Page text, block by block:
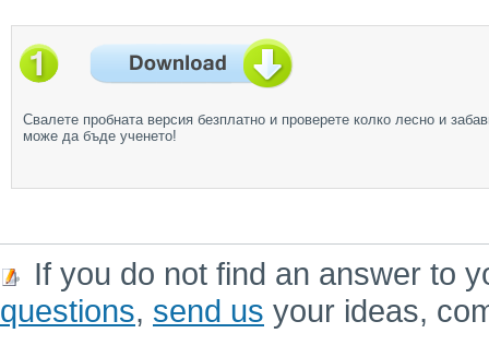
Свалете пробната версия безплатно и проверете колко лесно и
може да бъде ученето!
If you do not find an answer to
questions, send us your ideas,